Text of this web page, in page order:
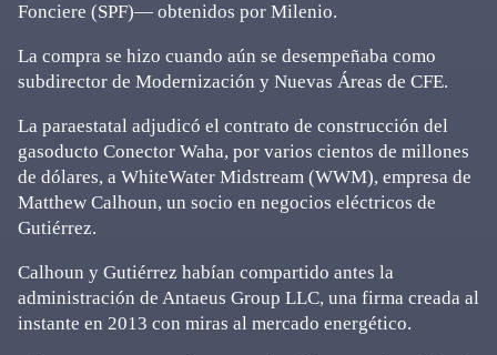
Fonciere (SPF)― obtenidos por Milenio.
La compra se hizo cuando aún se desempeñaba como
subdirector de Modernización y Nuevas Áreas de CFE.
La paraestatal adjudicó el contrato de construcción del
gasoducto Conector Waha, por varios cientos de millones
de dólares, a WhiteWater Midstream (WWM), empresa de
Matthew Calhoun, un socio en negocios eléctricos de
Gutiérrez.
Calhoun y Gutiérrez habían compartido antes la
administración de Antaeus Group LLC, una firma creada al
instante en 2013 con miras al mercado energético.